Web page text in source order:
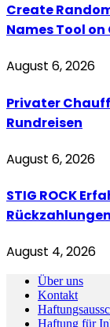
Create
Names Tool
August 6, 2026
Privater
Rundreisen
August 6, 2026
STIG ROCK
August 4, 2026
Über uns
Kontakt
Haftung für